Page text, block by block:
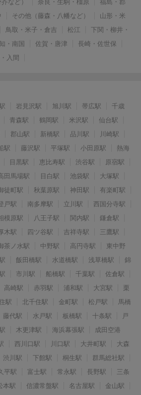
など） 奈良・生駒・橿原
福島・郡
その他（藤森・八幡など）
山形・米
鳥取・米子・倉吉 松江
下関・柳井・
・南国 佐賀・唐津
長崎・佐世保
入間
岩見沢駅 旭川駅 帯広駅
千歳
青森駅 鶴岡駅 米沢駅
仙台駅
郡山駅 新橋駅 品川駅
川崎駅
駅 藤沢駅 平塚駅 小田原駅
熱海
目黒駅 恵比寿駅 渋谷駅
原宿駅
田馬場駅 目白駅 池袋駅
大塚駅
徒町駅 秋葉原駅 神田駅
有楽町駅
戸駅 南多摩駅 立川駅
西国分寺駅
模原駅 八王子駅 関内駅
鎌倉駅
木駅 四ツ谷駅 吉祥寺駅
三鷹駅
茶ノ水駅 中野駅 高円寺駅
東中野
飯田橋駅 水道橋駅 浅草橋駅
錦
市川駅 船橋駅 千葉駅
佐倉駅
高崎駅 赤羽駅 浦和駅 大宮駅
栗
駅 北千住駅 金町駅 松戸駅
馬橋
藤代駅 水戸駅 板橋駅 十条駅
戸
木更津駅 海浜幕張駅
成田空港
西川口駅 川口駅 大井町駅
大森
渋川駅 下館駅 桐生駅
群馬総社駅
平駅 富士駅 常永駅 長野駅
三条
本駅 信濃常盤駅 名古屋駅
金山駅